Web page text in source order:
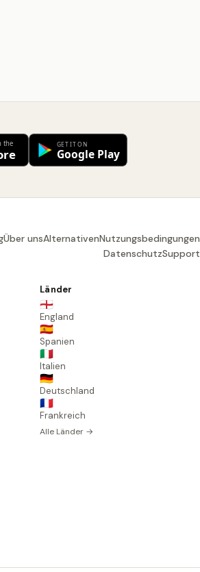
Über unsAlternativenNutzungsbedingungen
DatenschutzSupport
Länder
🏴󠁧󠁢󠁥󠁮󠁧󠁿
England
🇪🇸
Spanien
🇮🇹
Italien
🇩🇪
Deutschland
🇫🇷
Frankreich
Alle Länder →